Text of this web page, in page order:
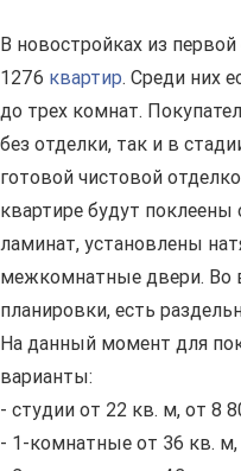
В новостройках из
1276 квартир. Среди них
до трех комнат.
без отделки, так и в
готовой чистовой
квартире будут
ламинат, установлены
межкомнатные двери. Во
планировки, есть
На данный момент для
варианты:
- студии от 22 кв. м, от 8
- 1-комнатные от 36 кв. м,